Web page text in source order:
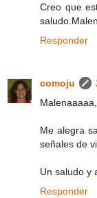
Creo que
Responder
comoju
Me alegra
señales de
Un saludo y
Responder